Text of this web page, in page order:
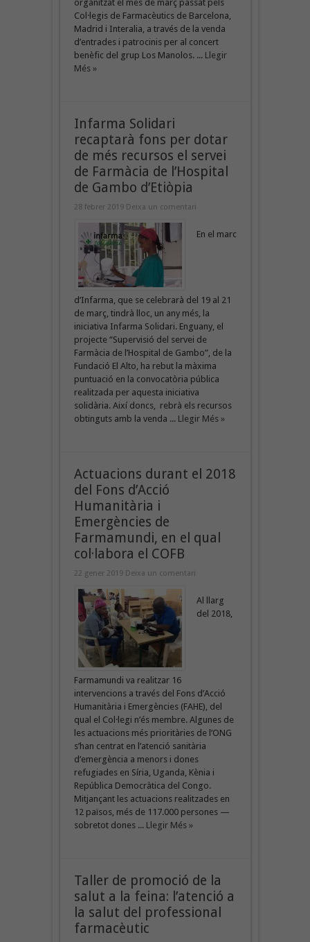
organitzat el mes de març passat pels
Col·legis de Farmacèutics de Barcelona,
Madrid i Interalia, a través de la venda
d’entrades i patrocinis per al concert
benèfic del grup Los Manolos. ... Llegir
Més »
Infarma Solidari
recaptarà fons per dotar
de més recursos el servei
de Farmàcia de l’Hospital
de Gambo d’Etiòpia
28 febrer 2019 Deixa un comentari
En el marc
d’Infarma, que se celebrarà del 19 al 21
de març, tindrà lloc, un any més, la
iniciativa Infarma Solidari. Enguany, el
projecte “Supervisió del servei de
Farmàcia de l’Hospital de Gambo”, de la
Fundació El Alto, ha rebut la màxima
puntuació en la convocatòria pública
realitzada per aquesta iniciativa
solidària. Així doncs, rebrà els recursos
obtinguts amb la venda ... Llegir Més »
Actuacions durant el 2018
del Fons d’Acció
Humanitària i
Emergències de
Farmamundi, en el qual
col·labora el COFB
22 gener 2019 Deixa un comentari
Al llarg
del 2018,
Farmamundi va realitzar 16
intervencions a través del Fons d’Acció
Humanitària i Emergències (FAHE), del
qual el Col·legi n’és membre. Algunes de
les actuacions més prioritàries de l’ONG
s’han centrat en l’atenció sanitària
d’emergència a menors i dones
refugiades en Síria, Uganda, Kènia i
República Democràtica del Congo.
Mitjançant les actuacions realitzades en
12 països, més de 117.000 persones —
sobretot dones ... Llegir Més »
Taller de promoció de la
salut a la feina: l’atenció a
la salut del professional
farmacèutic